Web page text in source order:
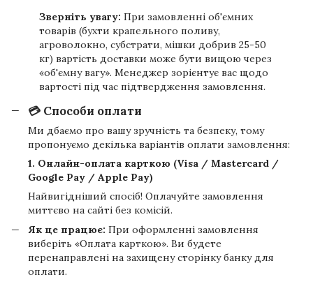
Зверніть увагу: При замовленні об'ємних
товарів (бухти крапельного поливу,
агроволокно, субстрати, мішки добрив 25-50
кг) вартість доставки може бути вищою через
«об'ємну вагу». Менеджер зорієнтує вас щодо
вартості під час підтвердження замовлення.
💳 Способи оплати
Ми дбаємо про вашу зручність та безпеку, тому
пропонуємо декілька варіантів оплати замовлення:
1. Онлайн-оплата карткою (Visa / Mastercard /
Google Pay / Apple Pay)
Найвигідніший спосіб! Оплачуйте замовлення
миттєво на сайті без комісій.
Як це працює: При оформленні замовлення
виберіть «Оплата карткою». Ви будете
перенаправлені на захищену сторінку банку для
оплати.